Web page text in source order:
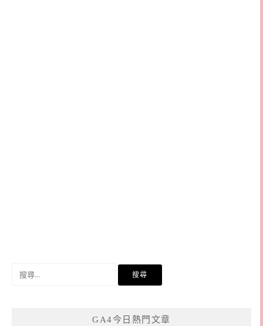
GA4今日熱門文章